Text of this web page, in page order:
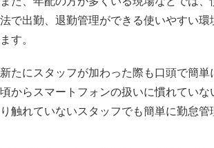
法で出勤、退勤管理ができる使いやすい環
ます。
新たにスタッフが加わった際も口頭で簡単
頃からスマートフォンの扱いに慣れていな
り触れていないスタッフでも簡単に勤怠管